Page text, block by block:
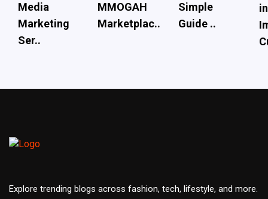
Media
Marketing
Ser..
MMOGAH
Marketplac..
Simple
Guide ..
Explore trending blogs across fashion, tech, lifestyle, and more.